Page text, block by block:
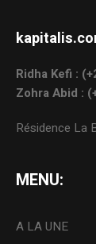
Ridha Kefi :
Zohra Abid :
Résidence La
MENU:
A LA UNE